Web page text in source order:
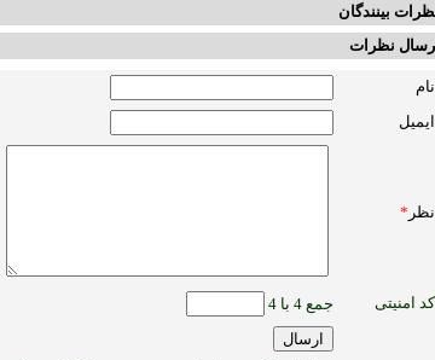
بینندگان
نظرات
نام
ایمیل
نظر *
کد امنیتی جمع 4 با 4